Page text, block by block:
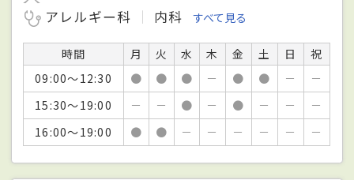
アレルギー科
内科 すべて見る
時間 月 火 水 木 金 土 日
祝
09:00～12:30
● ● ● － ● ● －
－
15:30～19:00
－ － ● － ● － －
－
16:00～19:00
● ● － － － － － －